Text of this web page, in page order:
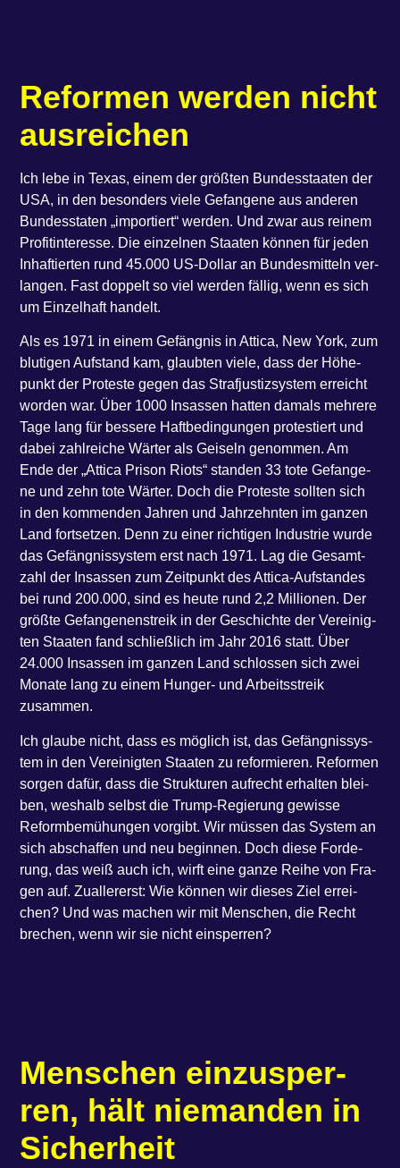
Refor­men wer­den nicht
ausreichen
Ich lebe in Texas, einem der größ­ten Bun­des­staa­ten der
USA, in den beson­ders vie­le Gefan­ge­ne aus ande­ren
Bun­des­sta­ten ​„impor­tiert“ wer­den. Und zwar aus rei­nem
Pro­fit­in­ter­es­se. Die ein­zel­nen Staa­ten kön­nen für jeden
Inhaf­tier­ten rund 45.000 US-Dol­lar an Bun­des­mit­teln ver­
lan­gen. Fast dop­pelt so viel wer­den fäl­lig, wenn es sich
um Ein­zel­haft handelt.
Als es 1971 in einem Gefäng­nis in Atti­ca, New York, zum
blu­ti­gen Auf­stand kam, glaub­ten vie­le, dass der Höhe­
punkt der Pro­tes­te gegen das Straf­jus­tiz­sys­tem erreicht
wor­den war. Über 1000 Insas­sen hat­ten damals meh­re­re
Tage lang für bes­se­re Haft­be­din­gun­gen pro­tes­tiert und
dabei zahl­rei­che Wär­ter als Gei­seln genom­men. Am
Ende der ​„Atti­ca Pri­son Riots“ stan­den 33 tote Gefan­ge­
ne und zehn tote Wär­ter. Doch die Pro­tes­te soll­ten sich
in den kom­men­den Jah­ren und Jahr­zehn­ten im gan­zen
Land fort­set­zen. Denn zu einer rich­ti­gen Indus­trie wur­de
das Gefäng­nis­sys­tem erst nach 1971. Lag die Gesamt­
zahl der Insas­sen zum Zeit­punkt des Atti­ca-Auf­stan­des
bei rund 200.000, sind es heu­te rund 2,2 Mil­lio­nen. Der
größ­te Gefan­ge­nen­streik in der Geschich­te der Ver­ei­nig­
ten Staa­ten fand schließ­lich im Jahr 2016 statt. Über
24.000 Insas­sen im gan­zen Land schlos­sen sich zwei
Mona­te lang zu einem Hun­ger- und Arbeits­streik
zusammen.
Ich glau­be nicht, dass es mög­lich ist, das Gefäng­nis­sys­
tem in den Ver­ei­nig­ten Staa­ten zu refor­mie­ren. Refor­men
sor­gen dafür, dass die Struk­tu­ren auf­recht erhal­ten blei­
ben, wes­halb selbst die Trump-Regie­rung gewis­se
Reform­be­mü­hun­gen vor­gibt. Wir müs­sen das Sys­tem an
sich abschaf­fen und neu begin­nen. Doch die­se For­de­
rung, das weiß auch ich, wirft eine gan­ze Rei­he von Fra­
gen auf. Zual­ler­erst: Wie kön­nen wir die­ses Ziel errei­
chen? Und was machen wir mit Men­schen, die Recht
bre­chen, wenn wir sie nicht einsperren?
Men­schen ein­zu­sper­
ren, hält nie­man­den in
Sicherheit